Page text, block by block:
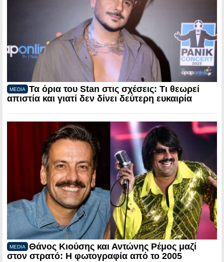
MEDIA
Τα όρια του Stan στις σχέσεις: Τι θεωρεί
απιστία και γιατί δεν δίνει δεύτερη ευκαιρία
MEDIA
Θάνος Κιούσης και Αντώνης Ρέμος μαζί
στον στρατό: Η φωτογραφία από το 2005